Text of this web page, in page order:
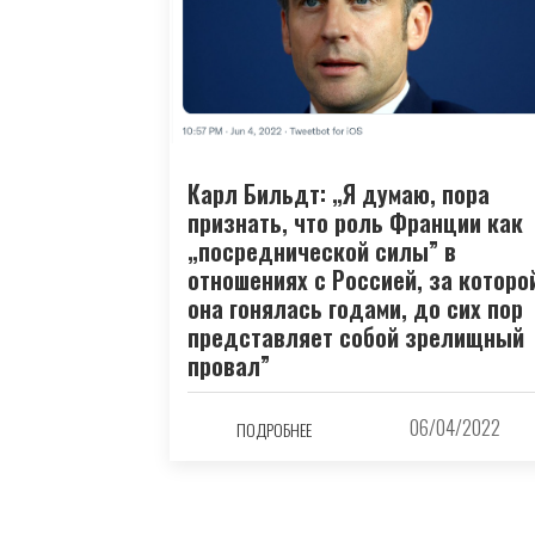
Карл Бильдт: „Я думаю, пора
признать, что роль Франции как
„посреднической силы” в
отношениях с Россией, за
она гонялась годами, до сих пор
представляет собой зрелищный
провал”
ПОДРОБНЕЕ 06/04/2022